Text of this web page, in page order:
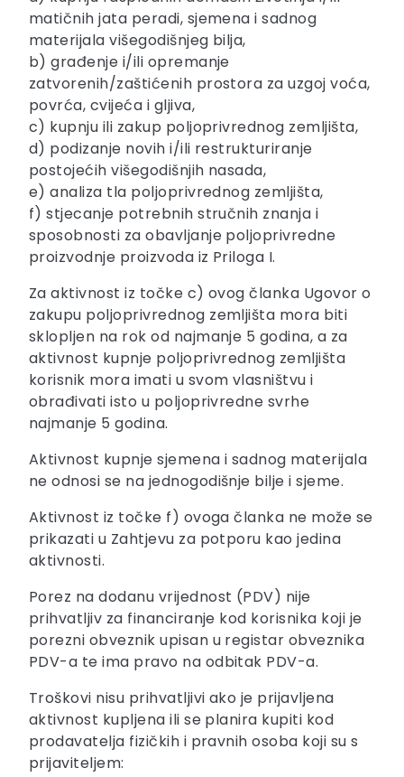
matičnih jata peradi, sjemena i sadnog
materijala višegodišnjeg bilja,
b) građenje i/ili opremanje
zatvorenih/zaštićenih prostora za uzgoj voća,
povrća, cvijeća i gljiva,
c) kupnju ili zakup poljoprivrednog zemljišta,
d) podizanje novih i/ili restrukturiranje
postojećih višegodišnjih nasada,
e) analiza tla poljoprivrednog zemljišta,
f) stjecanje potrebnih stručnih znanja i
sposobnosti za obavljanje poljoprivredne
proizvodnje proizvoda iz Priloga I.
Za aktivnost iz točke c) ovog članka Ugovor o
zakupu poljoprivrednog zemljišta mora biti
sklopljen na rok od najmanje 5 godina, a za
aktivnost kupnje poljoprivrednog zemljišta
korisnik mora imati u svom vlasništvu i
obrađivati isto u poljoprivredne svrhe
najmanje 5 godina.
Aktivnost kupnje sjemena i sadnog materijala
ne odnosi se na jednogodišnje bilje i sjeme.
Aktivnost iz točke f) ovoga članka ne može se
prikazati u Zahtjevu za potporu kao jedina
aktivnosti.
Porez na dodanu vrijednost (PDV) nije
prihvatljiv za financiranje kod korisnika koji je
porezni obveznik upisan u registar obveznika
PDV-a te ima pravo na odbitak PDV-a.
Troškovi nisu prihvatljivi ako je prijavljena
aktivnost kupljena ili se planira kupiti kod
prodavatelja fizičkih i pravnih osoba koji su s
prijaviteljem: